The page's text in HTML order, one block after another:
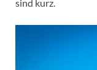
sind kurz.